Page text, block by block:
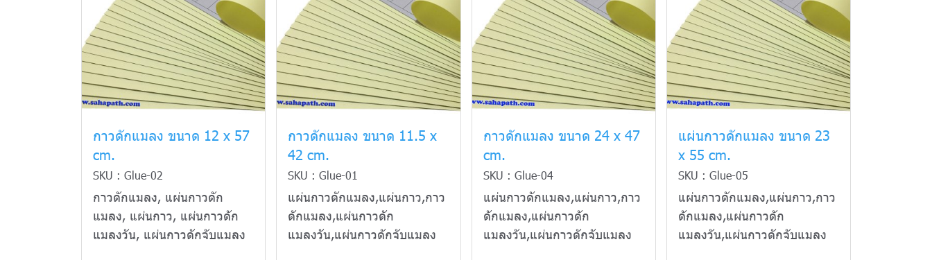
กาวดักแมลง ขนาด 12 x 57
cm.
SKU : Glue-02
กาวดักแมลง, แผ่นกาวดัก
แมลง, แผ่นกาว, แผ่นกาวดัก
แมลงวัน, แผ่นกาวดักจับแมลง
กาวดักแมลง ขนาด 11.5 x
42 cm.
SKU : Glue-01
แผ่นกาวดักแมลง,แผ่นกาว,กาว
ดักแมลง,แผ่นกาวดัก
แมลงวัน,แผ่นกาวดักจับแมลง
กาวดักแมลง ขนาด 24 x 47
cm.
SKU : Glue-04
แผ่นกาวดักแมลง,แผ่นกาว,กาว
ดักแมลง,แผ่นกาวดัก
แมลงวัน,แผ่นกาวดักจับแมลง
แผ่นกาวดักแมลง ขนาด 23
x 55 cm.
SKU : Glue-05
แผ่นกาวดักแมลง,แผ่นกาว,กาว
ดักแมลง,แผ่นกาวดัก
แมลงวัน,แผ่นกาวดักจับแมลง